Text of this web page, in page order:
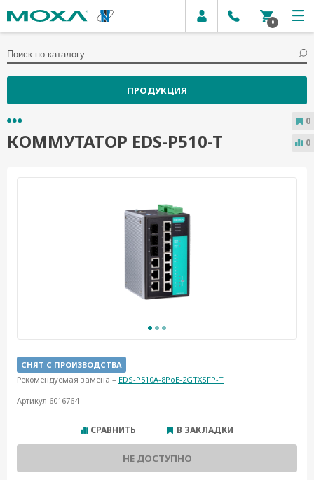
0
ПРОДУКЦИЯ
КОММУТАТОР EDS-P510-T
СНЯТ С ПРОИЗВОДСТВА
Рекомендуемая замена – EDS-P510A-8PoE-2GTXSFP-T
Артикул 6016764
СРАВНИТЬ В ЗАКЛАДКИ
НЕ ДОСТУПНО
0
0